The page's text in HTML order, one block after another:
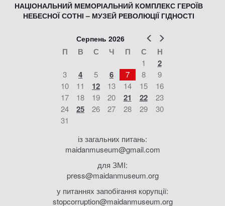
НАЦІОНАЛЬНИЙ МЕМОРІАЛЬНИЙ КОМПЛЕКС ГЕРОЇВ
НЕБЕСНОЇ СОТНІ – МУЗЕЙ РЕВОЛЮЦІЇ ГІДНОСТІ
Попер
Серпень 2026
П В С Ч П С Н
1 2
3 4 5 6 7 8
9
10
11 12 13 14 15
16
17
18 19 20 21 22
23
24
25 26 27 28 29
30
31
із загальних питань:
maidanmuseum@gmail.com
для ЗМІ:
press@maidanmuseum.org
у питаннях запобігання корупції:
stopcorruption@maidanmuseum.org